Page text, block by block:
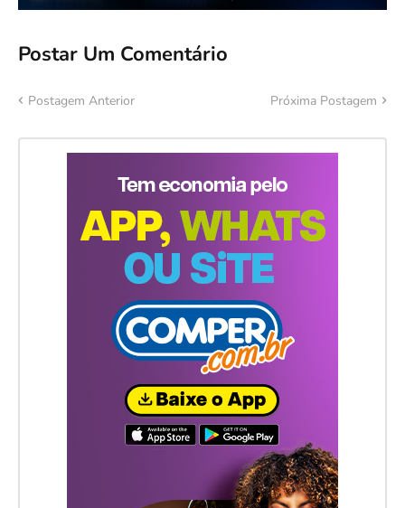
Postar Um Comentário
Postagem Anterior Próxima Postagem